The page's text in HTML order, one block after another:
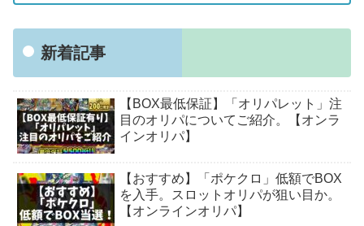
新着記事
【BOX最低保証】「オリパレット」注
目のオリパについてご紹介。【オンラ
インオリパ】
【おすすめ】「ポケクロ」低額でBOX
を入手。スロットオリパが狙い目か。
【オンラインオリパ】